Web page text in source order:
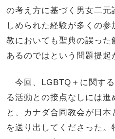
の考え方に基づく男女二
しめられた経験が多くの
教においても聖典の誤っ
あるのではという問題提起
今回、LGBTQ＋に関す
る活動との接点なしには進
と、カナダ合同教会が日
を送り出してくださった